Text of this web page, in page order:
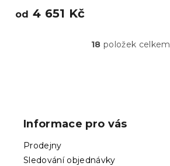
od 4 651 Kč
O
18 položek celkem
Informace pro vás
Prodejny
Sledování objednávky